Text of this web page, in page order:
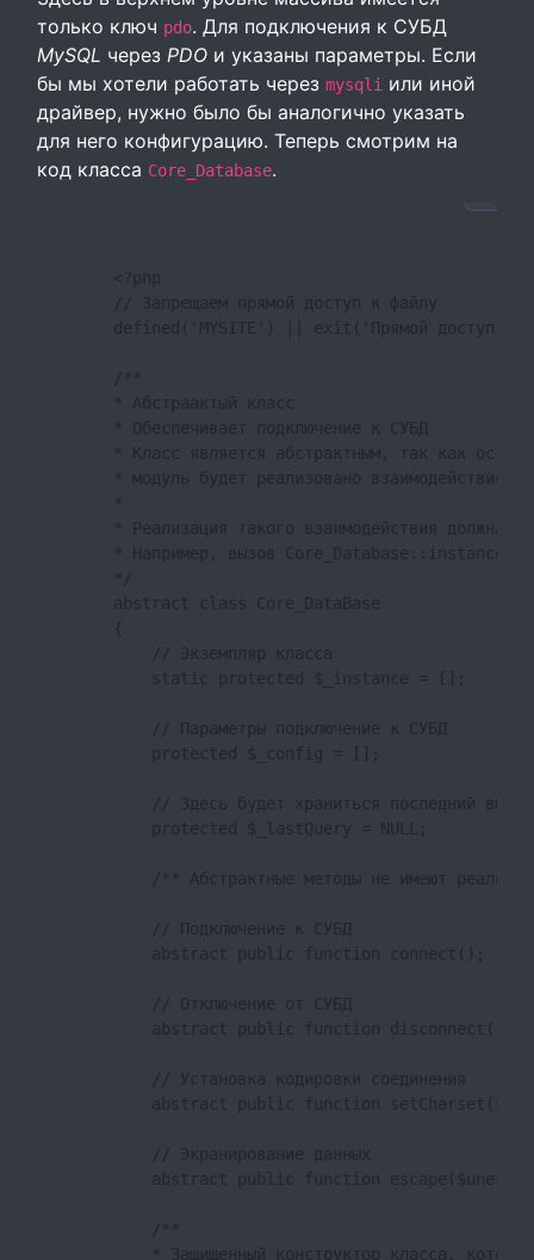
только ключ pdo. Для подключения к СУБД
MySQL через PDO и указаны параметры. Если
бы мы хотели работать через mysqli или иной
драйвер, нужно было бы аналогично указать
для него конфигурацию. Теперь смотрим на
код класса Core_Database.
        <?php
        // Запрещаем прямой доступ к файлу
defined('MYSITE') || exit('Прямой доступ к
        * Абстраактый класс
        * Обеспечивает подключение к СУБД
* Класс является абстрактным, так как
* модуль будет реализовано взаимодействие с
* Реализация такого взаимодействия должна
* Например, вызов
        abstract class Core_DataBase
            // Экземпляр класса
            static protected $_instance = [];
            // Параметры подключение к СУБД
            protected $_config = [];
// Здесь будет храниться последний
            protected $_lastQuery = NULL;
/** Абстрактные методы не имеют
            // Подключение к СУБД
            abstract public function connect();
            // Отключение от СУБД
            abstract public function disconnect();
            // Установка кодировки соединения
abstract public function
            // Экранирование данных
abstract public function
* Защищенный конструктор класса,